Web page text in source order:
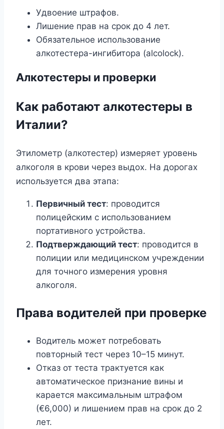
Удвоение штрафов.
Лишение прав на срок до 4 лет.
Обязательное использование
алкотестера-ингибитора (alcolock).
Алкотестеры и проверки
Как работают алкотестеры в
Италии?
Этилометр (алкотестер) измеряет уровень
алкоголя в крови через выдох. На дорогах
используется два этапа:
Первичный тест: проводится
полицейским с использованием
портативного устройства.
Подтверждающий тест: проводится в
полиции или медицинском учреждении
для точного измерения уровня
алкоголя.
Права водителей при проверке
Водитель может потребовать
повторный тест через 10–15 минут.
Отказ от теста трактуется как
автоматическое признание вины и
карается максимальным штрафом
(€6,000) и лишением прав на срок до 2
лет.